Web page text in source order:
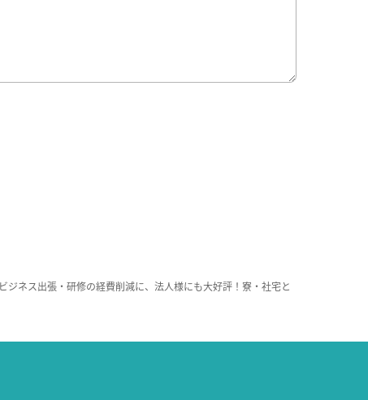
ネス出張・研修の経費削減に、法人様にも大好評！寮・社宅と